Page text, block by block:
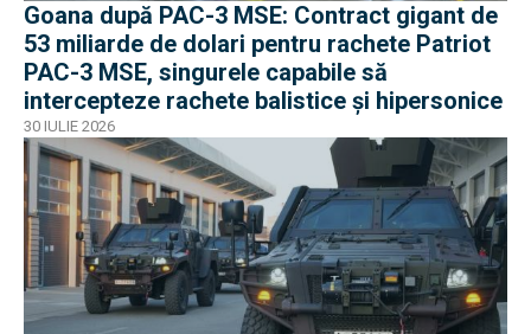
Goana după PAC-3 MSE: Contract gigant de
53 miliarde de dolari pentru rachete Patriot
PAC-3 MSE, singurele capabile să
intercepteze rachete balistice și hipersonice
30 IULIE 2026